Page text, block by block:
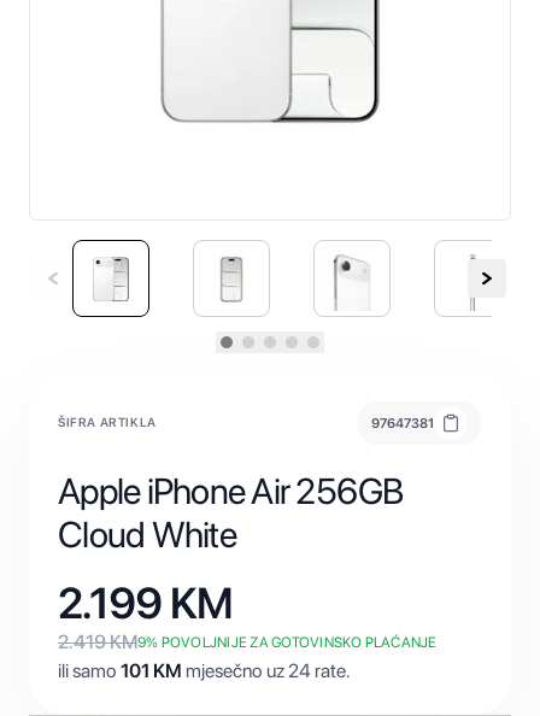
ŠIFRA ARTIKLA 97647381
Apple iPhone Air 256GB
Cloud White
2.199 KM
2.419KM9% POVOLJNIJE ZA GOTOVINSKO PLAĆANJE
ili samo 101 KM mjesečno uz 24 rate.